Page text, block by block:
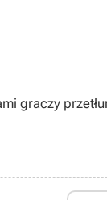
graczy